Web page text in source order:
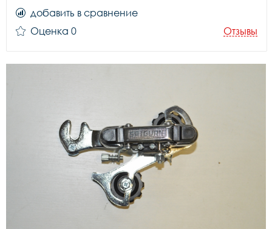
добавить в сравнение
Оценка 0
Отзывы